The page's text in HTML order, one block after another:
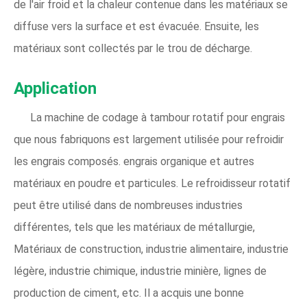
de l'air froid et la chaleur contenue dans les matériaux se
diffuse vers la surface et est évacuée. Ensuite, les
matériaux sont collectés par le trou de décharge.
Application
La machine de codage à tambour rotatif pour engrais
que nous fabriquons est largement utilisée pour refroidir
les engrais composés. engrais organique et autres
matériaux en poudre et particules. Le refroidisseur rotatif
peut être utilisé dans de nombreuses industries
différentes, tels que les matériaux de métallurgie,
Matériaux de construction, industrie alimentaire, industrie
légère, industrie chimique, industrie minière, lignes de
production de ciment, etc. Il a acquis une bonne